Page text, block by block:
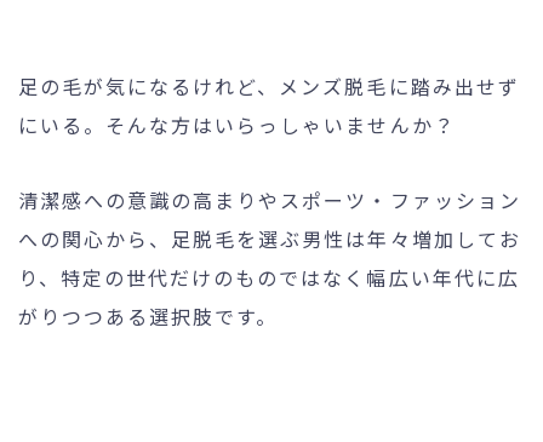
ーザーシャワー
- 点滴・注射
24時間受付
WEB予約
メール
足の毛が気になるけれど、メンズ脱毛に踏み出せず
にいる。そんな方はいらっしゃいませんか？
清潔感への意識の高まりやスポーツ・ファッション
への関心から、足脱毛を選ぶ男性は年々増加してお
り、特定の世代だけのものではなく幅広い年代に広
がりつつある選択肢です。